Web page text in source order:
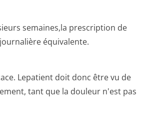
semaines,la prescription de
équivalente.
Lepatient doit donc être vu de
tant que la douleur n'est pas